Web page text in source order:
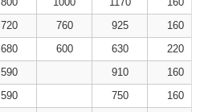
720 760 925
160
680 600 630
220
590 910
160
590 750
160